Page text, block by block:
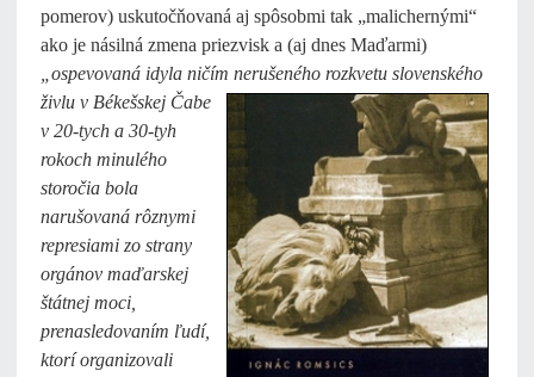
pomerov) uskutočňovaná aj spôsobmi tak „malichernými“
ako je násilná zmena priezvisk a (aj dnes Maďarmi)
„ospevovaná idyla ničím nerušeného rozkvetu slovenského
živlu v Békešskej Čabe
v 20-tych a 30-tyh
rokoch minulého
storočia bola
narušovaná rôznymi
represiami zo strany
orgánov maďarskej
štátnej moci,
prenasledovaním ľudí,
ktorí organizovali